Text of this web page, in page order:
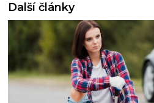
Další články